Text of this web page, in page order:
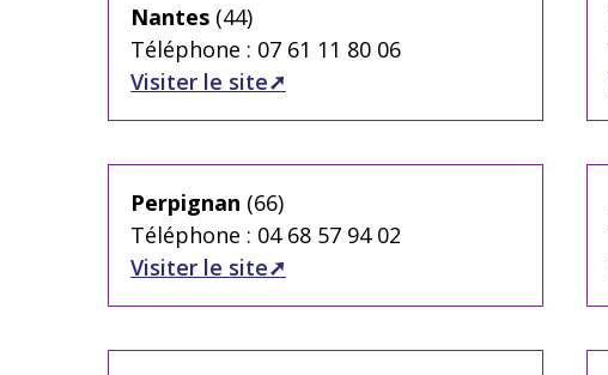
Nantes (44)
Téléphone : 07 61 11 80 06
Visiter le site
Perpignan (66)
Téléphone : 04 68 57 94 02
Visiter le site